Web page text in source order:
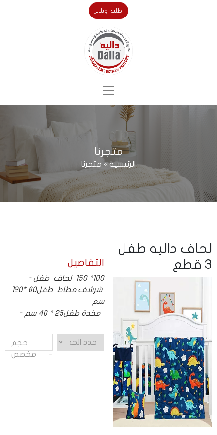
اطلب اونلاين
متجرنا
الرئيسية » متجرنا
لحاف داليه طفل
3 قطع
التفاصيل
100* 150 لحاف طفل -
شرشف مطاط طفل60 *120
سم -
مخدة طفل25 * 40 سم -
حجم
مخصص